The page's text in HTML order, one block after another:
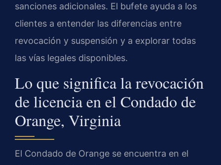
sanciones adicionales. El bufete ayuda a los
clientes a entender las diferencias entre
revocación y suspensión y a explorar todas
las vías legales disponibles.
Lo que significa la revocación
de licencia en el Condado de
Orange, Virginia
El Condado de Orange se encuentra en el